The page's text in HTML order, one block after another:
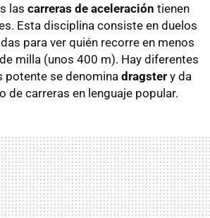
las carreras de aceleración tienen
Esta disciplina consiste en duelos
para ver quién recorre en menos
milla (unos 400 m). Hay diferentes
potente se denomina dragster y da
de carreras en lenguaje popular.